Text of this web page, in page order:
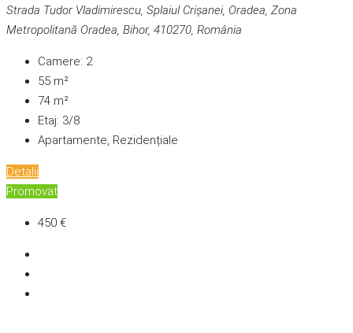
Strada Tudor Vladimirescu, Splaiul Crișanei, Oradea, Zona
Metropolitană Oradea, Bihor, 410270, România
Camere: 2
55 m²
74 m²
Etaj: 3/8
Apartamente, Rezidențiale
Detalii
Promovat
450 €